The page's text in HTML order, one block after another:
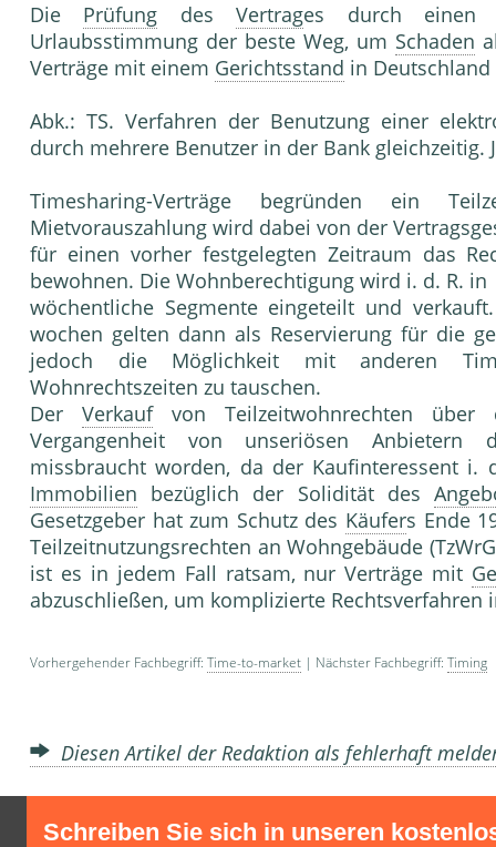
Die Prüfung desVertrages durch einen
Urlaubsstimmung der beste Weg, um Schaden
Verträge mit einem Gerichtsstand in
Abk.: TS. Verfahren der Benutzung einer
durch mehrere Benutzer in der Bank
Timesharing-Verträge begründen ein
Mietvorauszahlung wird dabei von der
für einen vorher festgelegten Zeitraum das
bewohnen. Die Wohnberechtigung wird i. d. R. in
wöchentliche Segmente eingeteilt und
wochen gelten dann als Reservierung für die
jedoch die Möglichkeit mit anderen
Wohnrechtszeiten zu tauschen.
Der Verkaufvon Teilzeitwohnrechten über
Vergangenheit von unseriösen Anbietern
missbraucht worden, da der Kaufinteressent i.
Immobilien bezüglich der Solidität des
Gesetzgeber hat zum Schutz des Käufers Ende
Teilzeitnutzungsrechten an Wohngebäude
ist es in jedem Fall ratsam, nur Verträge mit
abzuschließen, um komplizierte
Vorhergehender Fachbegriff: Time-to-market | Nächster Fachbegriff: Timing
Diesen Artikel der Redaktion als fehlerhaft
Schreiben Sie sich in unseren